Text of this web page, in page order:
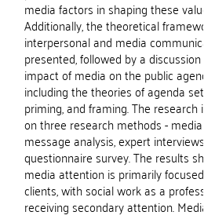
media factors in shaping these values.
Additionally, the theoretical
interpersonal and media
presented, followed by a discussion
impact of media on the public agenda,
including the theories of agenda
priming, and framing. The research is
on three research methods - media
message analysis, expert interviews,
questionnaire survey. The results
media attention is primarily focused
clients, with social work as a
receiving secondary attention. Media